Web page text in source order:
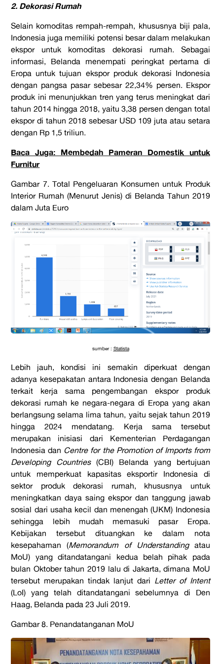
2. Dekorasi Rumah
Selain komoditas rempah-rempah, khususnya biji pala,
Indonesia juga memiliki potensi besar dalam melakukan
ekspor untuk komoditas dekorasi rumah. Sebagai
informasi, Belanda menempati peringkat pertama di
Eropa untuk tujuan ekspor produk dekorasi Indonesia
dengan pangsa pasar sebesar 22,34% persen. Ekspor
produk ini menunjukkan tren yang terus meningkat dari
tahun 2014 hingga 2018, yaitu 3,38 persen dengan total
ekspor di tahun 2018 sebesar USD 109 juta atau setara
dengan Rp 1,5 triliun.
Baca Juga: Membedah Pameran Domestik untuk
Furnitur
Gambar 7. Total Pengeluaran Konsumen untuk Produk
Interior Rumah (Menurut Jenis) di Belanda Tahun 2019
dalam Juta Euro
sumber : Statista
Lebih jauh, kondisi ini semakin diperkuat dengan
adanya kesepakatan antara Indonesia dengan Belanda
terkait kerja sama pengembangan ekspor produk
dekorasi rumah ke negara-negara di Eropa yang akan
berlangsung selama lima tahun, yaitu sejak tahun 2019
hingga 2024 mendatang. Kerja sama tersebut
merupakan inisiasi dari Kementerian Perdagangan
Indonesia dan Centre for the Promotion of Imports from
Developing Countries(CBI) Belanda yang bertujuan
untuk memperkuat kapasitas eksportir Indonesia di
sektor produk dekorasi rumah, khususnya untuk
meningkatkan daya saing ekspor dan tanggung jawab
sosial dari usaha kecil dan menengah (UKM) Indonesia
sehingga lebih mudah memasuki pasar Eropa.
Kebijakan tersebut dituangkan ke dalam nota
kesepahaman (Memorandum of Understandingatau
MoU) yang ditandatangani kedua belah pihak pada
bulan Oktober tahun 2019 lalu di Jakarta, dimana MoU
tersebut merupakan tindak lanjut dari Letter of Intent
(LoI) yang telah ditandatangani sebelumnya di Den
Haag, Belanda pada 23 Juli 2019.
Gambar 8. Penandatanganan MoU